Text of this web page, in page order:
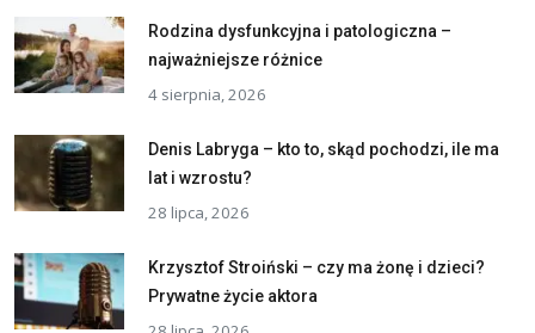
Rodzina dysfunkcyjna i patologiczna –
najważniejsze różnice
4 sierpnia, 2026
Denis Labryga – kto to, skąd pochodzi, ile ma
lat i wzrostu?
28 lipca, 2026
Krzysztof Stroiński – czy ma żonę i dzieci?
Prywatne życie aktora